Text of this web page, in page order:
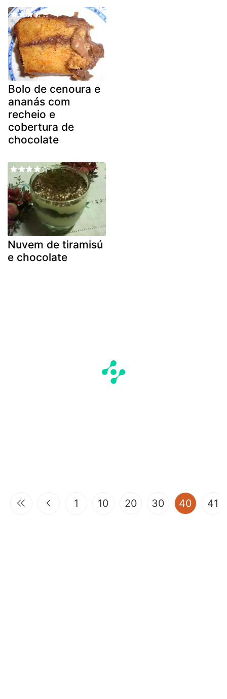
Bolo de cenoura e
ananás com
recheio e
cobertura de
chocolate
Nuvem de tiramisú
e chocolate
1 10 20 30 40 41